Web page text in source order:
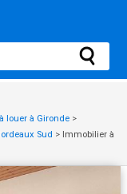
louer à Gironde >
Sud > Immobilier à